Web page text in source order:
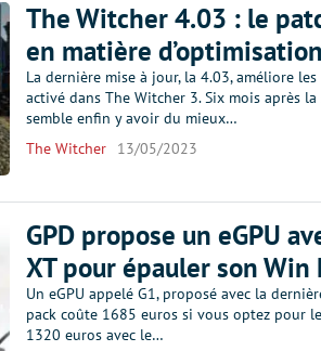
The Witcher 4.03 : le
en matière
La dernière mise à jour, la 4.03, améliore
activé dans The Witcher 3. Six mois après
semble enfin y avoir du mieux…
The Witcher
13/05/2023
GPD propose un eGPU
XT pour épauler son Win
Un eGPU appelé G1, proposé avec la
pack coûte 1685 euros si vous optez pour
1320 euros avec le…